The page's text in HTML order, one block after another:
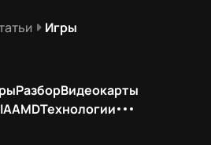
Игры
РазборВидеокарты
AMDТехнологии